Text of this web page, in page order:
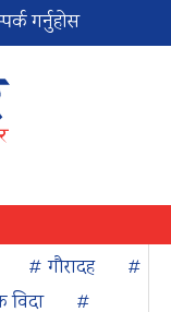
गर्नुहोस
# गौरादह
#
विदा
#